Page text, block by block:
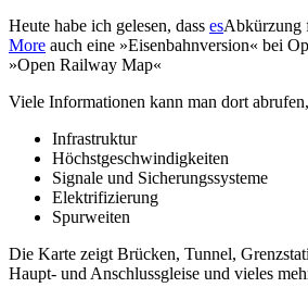
Heute habe ich gelesen, dass esAbkürzung
More auch eine »Eisenbahnversion« bei
»Open Railway Map«
Viele Informationen kann man dort
Infrastruktur
Höchstgeschwindigkeiten
Signale und Sicherungssysteme
Elektrifizierung
Spurweiten
Die Karte zeigt Brücken, Tunnel,
Haupt- und Anschlussgleise und vieles